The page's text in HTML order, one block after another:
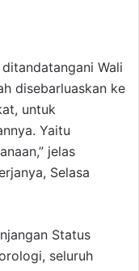
Wali
disebarluaskan ke
untuk
Yaitu
jelas
Selasa
Status
seluruh